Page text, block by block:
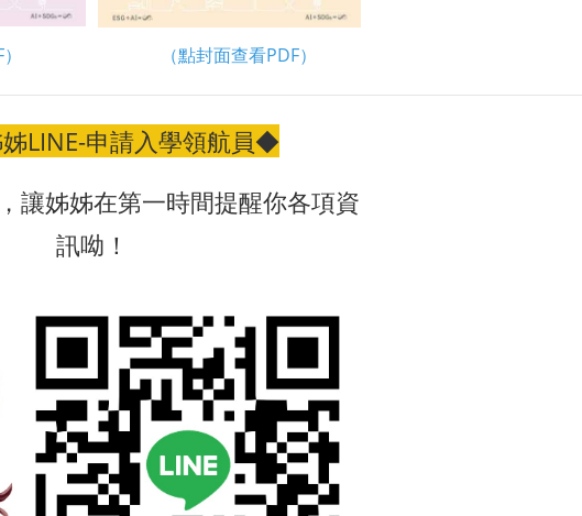
（點封面查看PDF）
LINE-申請入學領航員◆
讓姊姊在第一時間提醒你各項資
訊呦！